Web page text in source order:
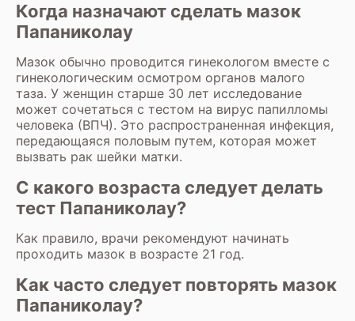
Когда назначают сделать мазок
Папаниколау
Мазок обычно проводится гинекологом вместе с
гинекологическим осмотром органов малого
таза. У женщин старше 30 лет исследование
может сочетаться с тестом на вирус папилломы
человека (ВПЧ). Это распространенная инфекция,
передающаяся половым путем, которая может
вызвать рак шейки матки.
С какого возраста следует делать
тест Папаниколау?
Как правило, врачи рекомендуют начинать
проходить мазок в возрасте 21 год.
Как часто следует повторять мазок
Папаниколау?